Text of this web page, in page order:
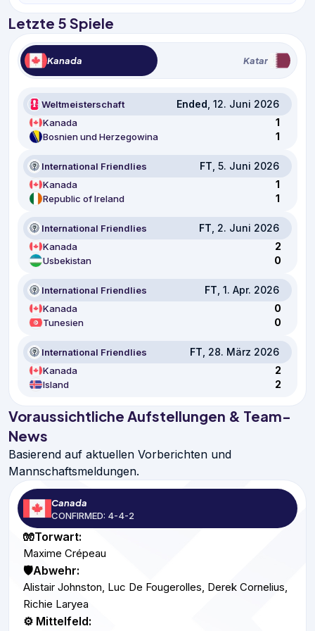
Letzte 5 Spiele
Kanada Katar
Weltmeisterschaft Ended , 12. Juni 2026
Kanada 1
Bosnien und Herzegowina 1
International Friendlies FT , 5. Juni 2026
Kanada 1
Republic of Ireland 1
International Friendlies FT , 2. Juni 2026
Kanada 2
Usbekistan 0
International Friendlies FT , 1. Apr. 2026
Kanada 0
Tunesien 0
International Friendlies FT , 28. März 2026
Kanada 2
Island 2
Voraussichtliche Aufstellungen & Team-
News
Basierend auf aktuellen Vorberichten und
Mannschaftsmeldungen.
Canada
CONFIRMED: 4-4-2
🧤Torwart:
Maxime Crépeau
🛡️Abwehr:
Alistair Johnston, Luc De Fougerolles, Derek Cornelius,
Richie Laryea
⚙️ Mittelfeld: